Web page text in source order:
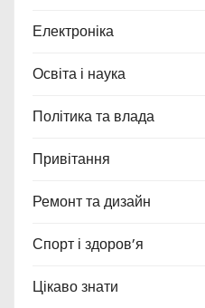
Електроніка
Освіта і наука
Політика та влада
Привітання
Ремонт та дизайн
Спорт і здоров’я
Цікаво знати